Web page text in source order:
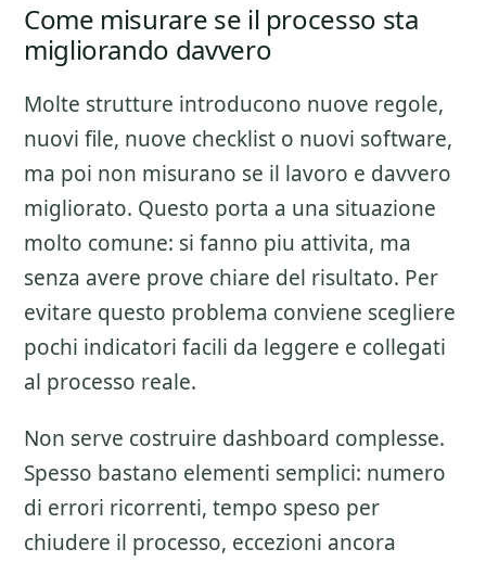
Come misurare se il processo sta
migliorando davvero
Molte strutture introducono nuove regole,
nuovi file, nuove checklist o nuovi software,
ma poi non misurano se il lavoro e davvero
migliorato. Questo porta a una situazione
molto comune: si fanno piu attivita, ma
senza avere prove chiare del risultato. Per
evitare questo problema conviene scegliere
pochi indicatori facili da leggere e collegati
al processo reale.
Non serve costruire dashboard complesse.
Spesso bastano elementi semplici: numero
di errori ricorrenti, tempo speso per
chiudere il processo, eccezioni ancora